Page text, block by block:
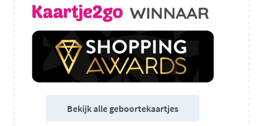
Bekijk alle geboortekaartjes